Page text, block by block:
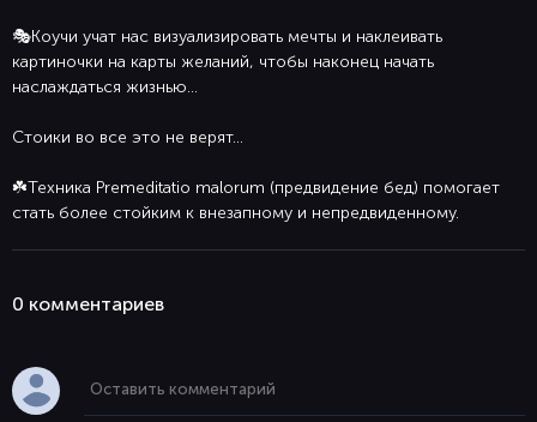
🎭Коучи учат нас визуализировать мечты и наклеивать
картиночки на карты желаний, чтобы наконец начать
наслаждаться жизнью...
Стоики во все это не верят...
☘️Техника Premeditatio malorum (предвидение бед) помогает
стать более стойким к внезапному и непредвиденному.
0 комментaриев